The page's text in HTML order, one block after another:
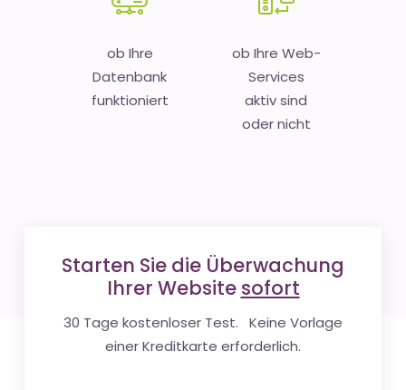
ob Ihre
Datenbank
funktioniert
ob Ihre Web-
Services
aktiv sind
oder nicht
Starten Sie die Überwachung
Ihrer Website sofort
30 Tage kostenloser Test. Keine Vorlage
einer Kreditkarte erforderlich.